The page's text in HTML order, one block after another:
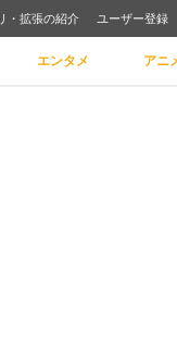
・拡張の紹介 ユーザー登録
エンタメ アニ